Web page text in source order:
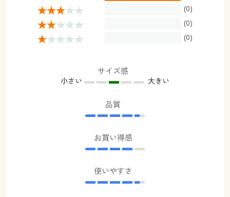
(0)
(0)
(0)
サイズ感
小さい 大きい
品質
お買い得感
使いやすさ